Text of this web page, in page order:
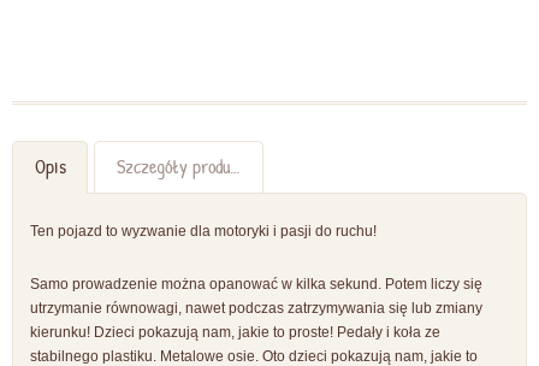
Opis Szczegóły produktu
Ten pojazd to wyzwanie dla motoryki i pasji do ruchu!
Samo prowadzenie można opanować w kilka sekund. Potem liczy się
utrzymanie równowagi, nawet podczas zatrzymywania się lub zmiany
kierunku! Dzieci pokazują nam, jakie to proste! Pedały i koła ze
stabilnego plastiku. Metalowe osie. Oto dzieci pokazują nam, jakie to